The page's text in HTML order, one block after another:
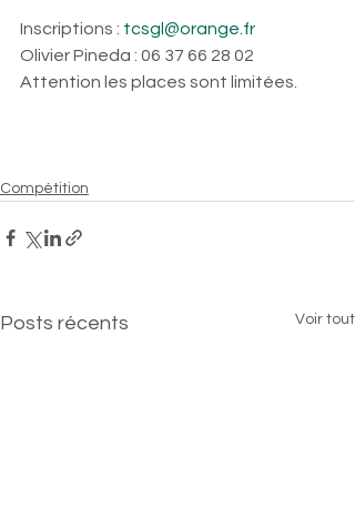
Inscriptions : tcsgl@orange.fr
Olivier Pineda : 06 37 66 28 02
Attention les places sont limitées.
Compétition
Posts récents Voir tout